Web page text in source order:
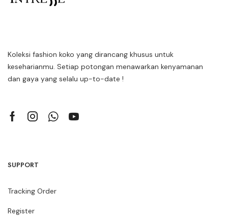
Koleksi fashion koko yang dirancang khusus untuk
keseharianmu. Setiap potongan menawarkan kenyamanan
dan gaya yang selalu up-to-date !
SUPPORT
Tracking Order
Register